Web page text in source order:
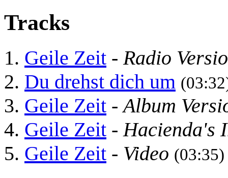
Tracks
Geile Zeit -Radio
Du drehst dich um
Geile Zeit -Album
Geile Zeit -Hacienda's
Geile Zeit - Video (03:35)